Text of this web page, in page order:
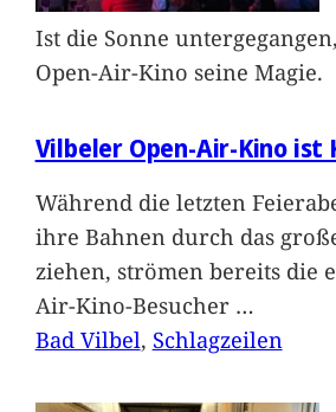
Ist die Sonne
Open-Air-Kino seine Magie.
Vilbeler Open-Air-Kino ist
Während die letzten
ihre Bahnen durch das
ziehen, strömen bereits die
Air-Kino-Besucher …
Bad Vilbel, Schlagzeilen